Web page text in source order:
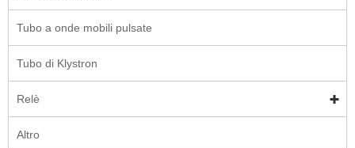
Tubo a onde mobili pulsate
Tubo di Klystron
Relè
Altro